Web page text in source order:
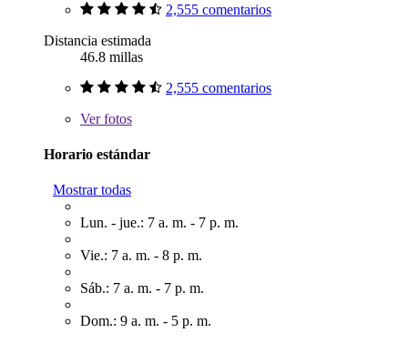
2,555 comentarios
Distancia estimada
46.8 millas
2,555 comentarios
Verfotos
Horario estándar
Mostrar todas
Lun. - jue.: 7 a. m. - 7 p. m.
Vie.: 7 a. m. - 8 p. m.
Sáb.: 7 a. m. - 7 p. m.
Dom.: 9 a. m. - 5 p. m.